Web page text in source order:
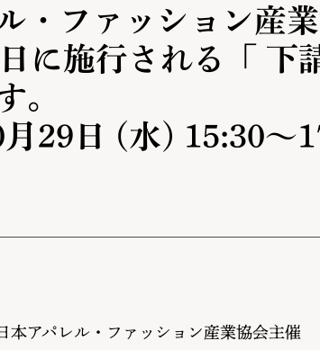
・ファッション産
日に施行される「
。
月29日 (水) 15:30〜
本アパレル・ファッション産業協会主催